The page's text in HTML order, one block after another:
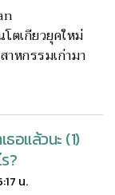
เกียวยุคใหม่
หกรรมเก่ามา
อแล้วนะ (1)
?
น.